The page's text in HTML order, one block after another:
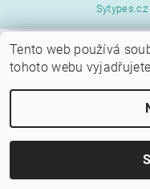
Sytypes.cz
2026 © SYTÝ
Tento web používá
tohoto webu